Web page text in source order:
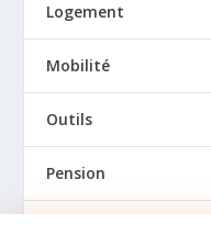
Logement
Mobilité
Outils
Pension